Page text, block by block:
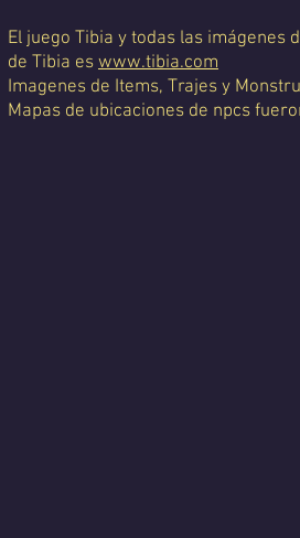
El juego Tibia y todas las imágenes
de Tibia es www.tibia.com
Imagenes de Items, Trajes y
Mapas de ubicaciones de npcs